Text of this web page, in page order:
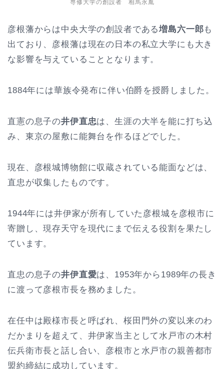
専修大学の創設者 相馬永胤
彦根藩からは中央大学の創設者である増島六一郎も
出ており、彦根藩は現在の日本の私立大学にも大き
な影響を与えていることとなります。
1884年には華族令発布に伴い伯爵を授爵しました。
直憲の息子の井伊直忠は、生涯の大半を能に打ち込
み、東京の屋敷に能舞台を作るほどでした。
現在、彦根城博物館に収蔵されている能面などは、
直忠が収集したものです。
1944年には井伊家が所有していた彦根城を彦根市に
寄贈し、現存天守を現代にまで伝える役割を果たし
ています。
直忠の息子の井伊直愛は、1953年から1989年の長き
に渡って彦根市長を務めました。
在任中は殿様市長と呼ばれ、桜田門外の変以来のわ
だかまりを超えて、井伊家当主として水戸市の木村
伝兵衛市長と話し合い、彦根市と水戸市の親善都市
盟約締結に成功しています。